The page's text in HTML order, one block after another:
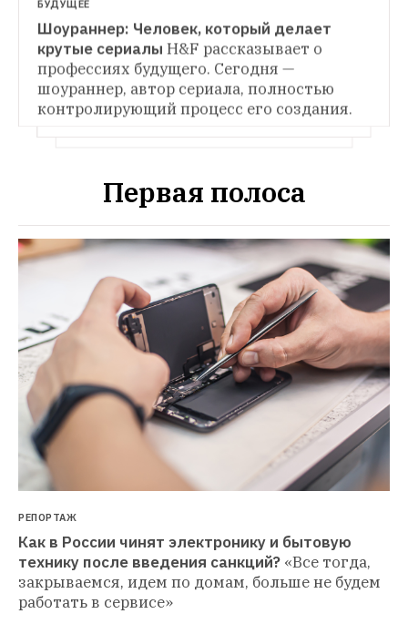
домогательства на работе и способах
борьбы с ними
Савушкина. The Village узнал, как живёт
женщина, решившая сломать систему
пропаганды
БУДУЩЕЕ
Шоураннер: Человек, который делает
крутые сериалы H&F рассказывает о
профессиях будущего. Сегодня —
шоураннер, автор сериала, полностью
контролирующий процесс его создания.
Первая полоса
РЕПОРТАЖ
Как в России чинят электронику и бытовую
технику после введения санкций? «Все тогда,
закрываемся, идем по домам, больше не будем
работать в сервисе»